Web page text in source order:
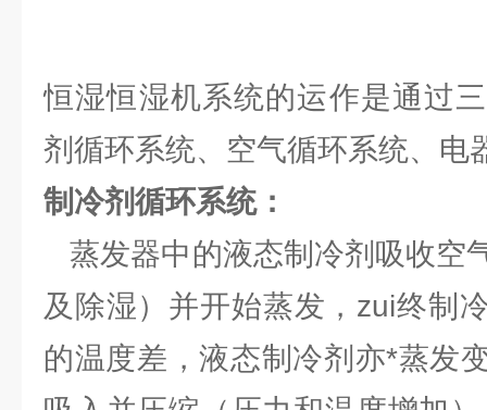
恒湿恒湿机系统的运作是通过
剂循环系统、空气循环系统、电
制冷剂循环系统：
蒸发器中的液态制冷剂吸收空
及除湿）并开始蒸发，zui终制
的温度差，液态制冷剂亦*蒸发